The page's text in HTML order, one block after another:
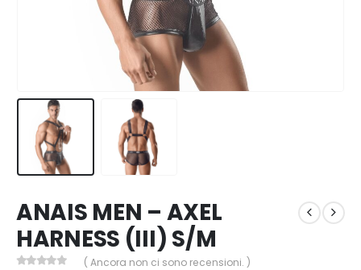
ANAIS MEN – AXEL
HARNESS (III) S/M
( Ancora non ci sono recensioni. )